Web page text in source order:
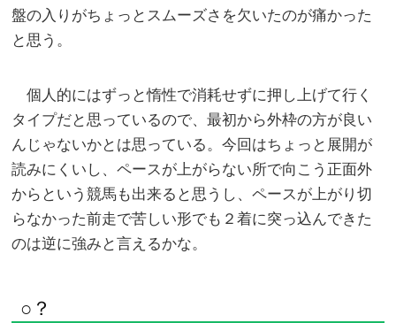
盤の入りがちょっとスムーズさを欠いたのが痛かった
と思う。
個人的にはずっと惰性で消耗せずに押し上げて行く
タイプだと思っているので、最初から外枠の方が良い
んじゃないかとは思っている。今回はちょっと展開が
読みにくいし、ペースが上がらない所で向こう正面外
からという競馬も出来ると思うし、ペースが上がり切
らなかった前走で苦しい形でも２着に突っ込んできた
のは逆に強みと言えるかな。
○？